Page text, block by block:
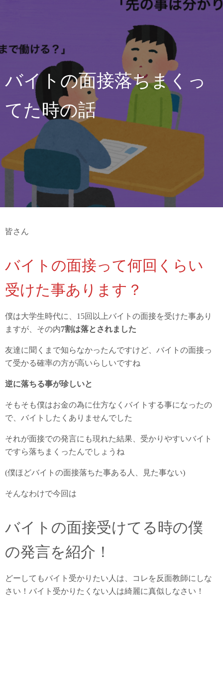
バイトの面接落ちまくっ
てた時の話
皆さん
バイトの面接って何回くらい
受けた事あります？
僕は大学生時代に、15回以上バイトの面接を受けた事あり
ますが、その内7割は落とされました
友達に聞くまで知らなかったんですけど、バイトの面接っ
て受かる確率の方が高いらしいですね
逆に落ちる事が珍しいと
そもそも僕はお金の為に仕方なくバイトする事になったの
で、バイトしたくありませんでした
それが面接での発言にも現れた結果、受かりやすいバイト
ですら落ちまくったんでしょうね
(僕ほどバイトの面接落ちた事ある人、見た事ない)
そんなわけで今回は
バイトの面接受けてる時の僕
の発言を紹介！
どーしてもバイト受かりたい人は、コレを反面教師にしな
さい！バイト受かりたくない人は綺麗に真似しなさい！